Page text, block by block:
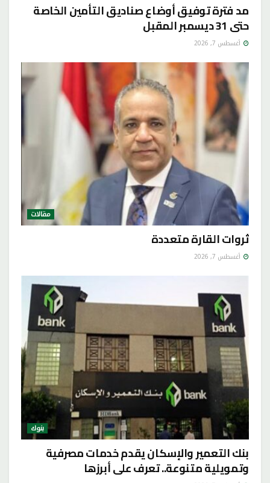
مد فترة توفيق أوضاع صناديق التأمين الخاصة
حتى 31 ديسمبر المقبل
أغسطس 7, 2026
مقالات
ثروات القارة متعددة
أغسطس 7, 2026
بنوك
بنك التعمير والإسكان يقدم خدمات مصرفية
وتمويلية متنوعة.. تعرف على أبرزها